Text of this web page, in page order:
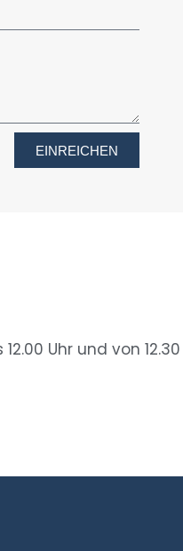
EINREICHEN
Uhr und von 12.30